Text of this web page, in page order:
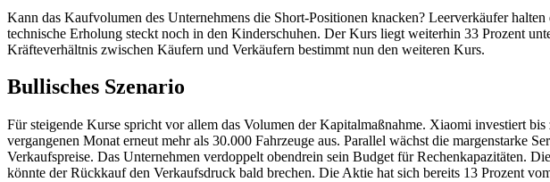
Kann das Kaufvolumen des Unternehmens die Short-Positionen knacken? Leerverkäufer
technische Erholung steckt noch in den Kinderschuhen. Der Kurs liegt weiterhin 33 Prozent
Kräfteverhältnis zwischen Käufern und Verkäufern bestimmt nun den weiteren Kurs.
Bullisches Szenario
Für steigende Kurse spricht vor allem das Volumen der Kapitalmaßnahme. Xiaomi investiert
vergangenen Monat erneut mehr als 30.000 Fahrzeuge aus. Parallel wächst die margenstarke
Verkaufspreise. Das Unternehmen verdoppelt obendrein sein Budget für Rechenkapazitäten.
könnte der Rückkauf den Verkaufsdruck bald brechen. Die Aktie hat sich bereits 13 Prozent